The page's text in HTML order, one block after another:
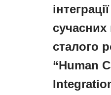
сучасних
сталого
“Human